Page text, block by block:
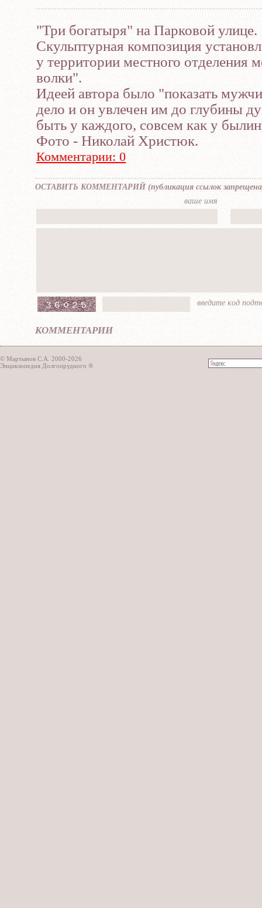
"Три богатыря" на Парковой улице.
Скульптурная композиция
у территории местного отделения
волки".
Идеей автора было "показать
дело и он увлечен им до глубины
быть у каждого, совсем как у
Фото - Николай Христюк.
Комментарии: 0
OCTABИTЬ KOММEНTAPИЙ (публикaция ccылок
вaшe имя
ввeдите кoд
КОММЕНТАРИИ
© Мартынов С.А. 2000-2026
Энциклопедия Долгопрудного ®